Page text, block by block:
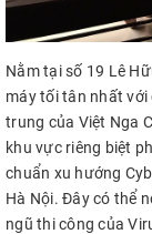
Nằm tại số 19 Lê
máy tối tân nhất với
trung của Việt Nga
khu vực riêng biệt
chuẩn xu hướng
Hà Nội. Đây có thể
ngũ thi công của